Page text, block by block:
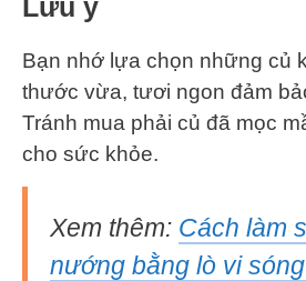
Bạn nhớ lựa chọn những củ
thước vừa, tươi ngon đảm
Tránh mua phải củ đã mọc
cho sức khỏe.
Xem thêm: Cách làm
nướng bằng lò vi